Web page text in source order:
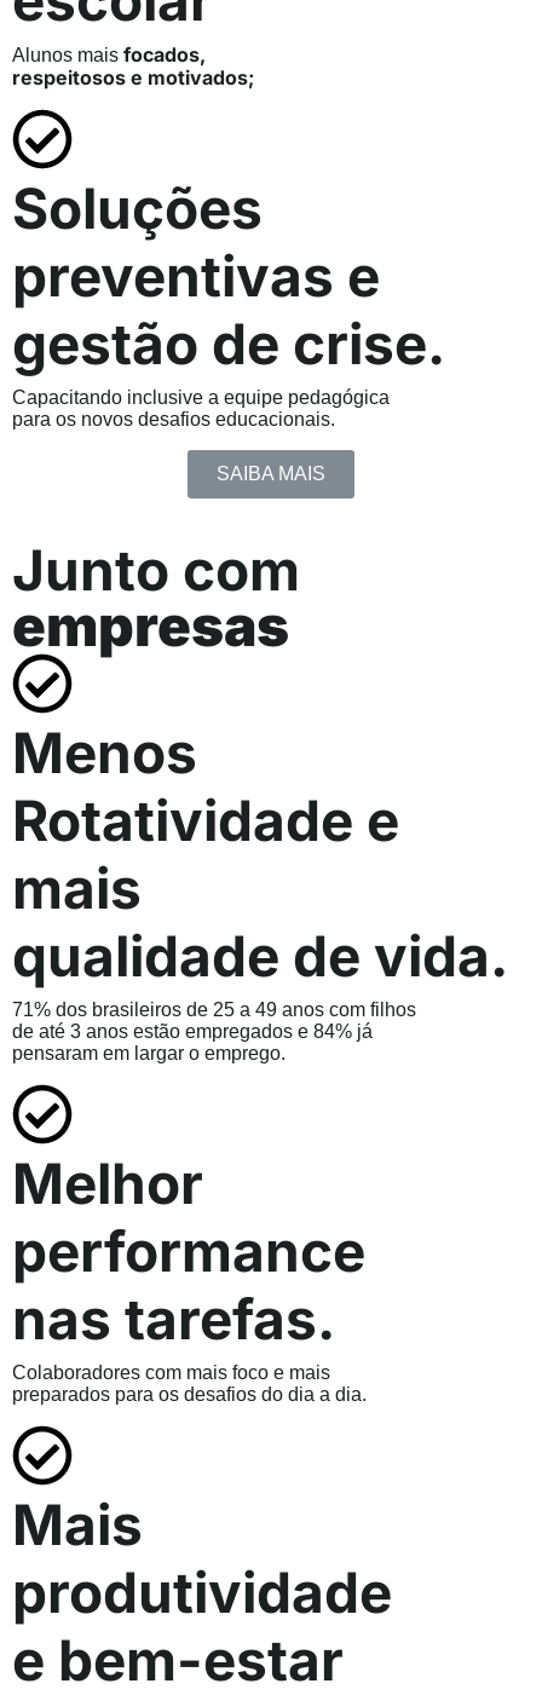
Alunos mais focados,
respeitosos e motivados;
Soluções
preventivas e
gestão de crise.
Capacitando inclusive a equipe pedagógica
para os novos desafios educacionais.
SAIBA MAIS
Junto com
empresas
Menos
Rotatividade e
mais
qualidade de vida.
71% dos brasileiros de 25 a 49 anos com filhos
de até 3 anos estão empregados e 84% já
pensaram em largar o emprego.
Melhor
performance
nas tarefas.
Colaboradores com mais foco e mais
preparados para os desafios do dia a dia.
Mais
produtividade
e bem-estar